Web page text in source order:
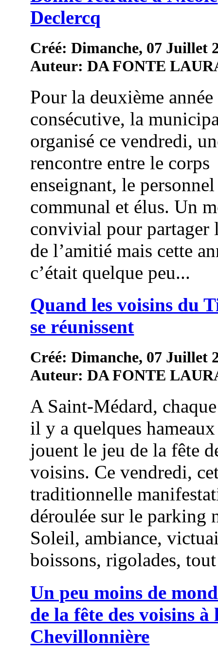
Declercq
Créé: Dimanche, 07 Juillet
Auteur: DA FONTE
Pour la deuxième année
consécutive, la
organisé ce vendredi,
rencontre entre le corps
enseignant, le personnel
communal et élus. Un
convivial pour partager
de l’amitié mais cette
c’était quelque peu...
Quand les voisins du
se réunissent
Créé: Dimanche, 07 Juillet
Auteur: DA FONTE
A Saint-Médard,
il y a quelques
jouent le jeu de la fête
voisins. Ce vendredi,
traditionnelle
déroulée sur le parking
Soleil, ambiance,
boissons, rigolades,
Un peu moins de
de la fête des voisins à
Chevillonnière